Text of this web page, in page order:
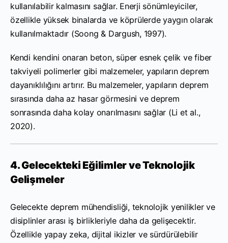
kullanılabilir kalmasını sağlar. Enerji sönümleyiciler,
özellikle yüksek binalarda ve köprülerde yaygın olarak
kullanılmaktadır (Soong & Dargush, 1997).
Kendi kendini onaran beton, süper esnek çelik ve fiber
takviyeli polimerler gibi malzemeler, yapıların deprem
dayanıklılığını artırır. Bu malzemeler, yapıların deprem
sırasında daha az hasar görmesini ve deprem
sonrasında daha kolay onarılmasını sağlar (Li et al.,
2020).
4. Gelecekteki Eğilimler ve Teknolojik
Gelişmeler
Gelecekte deprem mühendisliği, teknolojik yenilikler ve
disiplinler arası iş birlikleriyle daha da gelişecektir.
Özellikle yapay zeka, dijital ikizler ve sürdürülebilir